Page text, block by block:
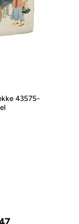
43575-